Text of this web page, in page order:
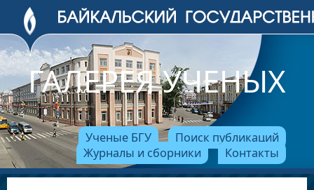
ГАЛЕРЕЯ УЧЕНЫХ
Ученые БГУ
Поиск публикаций
Журналы и сборники
Контакты